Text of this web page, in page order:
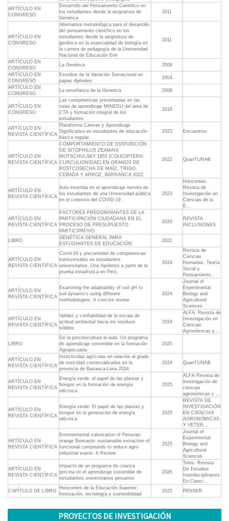
ARTÍCULO EN
CONGRESO
Desarrollo del Pensamiento Cientifico en
los estudiantes desde la asignatura de
Genètica
2011
ARTÍCULO EN
CONGRESO
Alternativa metodològica para el desarrollo
del pensamiento científico en los
estudiantes desde la asignatura de
genètica en la especialidad de biologìa en
la carrera de pedagogía de la Universidad
Nacional de Educación Enri
2011
ARTÍCULO EN
CONGRESO
La Genètica
2009
ARTÍCULO EN
CONGRESO
Estudios de la Variaciòn Somacronal en
papas diploides
2004
ARTÍCULO EN
CONGRESO
La enseñanza de la Genetica 2008
ARTÍCULO EN
CONGRESO
Las competencias presentadas en las
rutas de aprendizaje MINEDU del área de
CTA y formación integral de los
estudiantes
2018
ARTÍCULO EN
REVISTA CIENTÍFICA
Plataforma Canvas y Aprendizaje
Significativo en estudiantes de educación
básica regular.
2023 Encuentros
ARTÍCULO EN
REVISTA CIENTÍFICA
COMPORTAMIENTO DE OVIPOSICIÓN
DE SITOPHILUS ZEAMAIS
MOTSCHULSKY 1855 (COLEOPTERA:
CURCULIONIDAE) EN GRANOS DE
POSTCOSECHA DE MAÍZ, TRIGO,
CEBADA Y ARROZ, BARRANCA 2022
2022 QuanTUNAB
ARTÍCULO EN
REVISTA CIENTÍFICA
Aula invertida en el aprendizaje remoto de
los estudiantes de una Universidad pública
en el contexto del COVID-19
2023
Horizontes.
Revista de
Investigación en
Ciencias de la
E...
ARTÍCULO EN
REVISTA CIENTÍFICA
FACTORES PREDOMINANTES DE LA
PARTICIPACIÓN CIUDADANA EN EL
PROCESO DE PRESUPUESTO
PARTICIPATIVO
2020
REVISTA
INCLUSIONES
LIBRO
GENÉTICA GENERAL PARA
ESTUDIANTES DE EDUCACIÓN
2022
ARTÍCULO EN
REVISTA CIENTÍFICA
Covid-19 y precariedad de competencias
transversales en estudiantes
universitarios. Una hipótesis a partir de la
prueba estadística en Perú.
2024
Revista de
Ciencias
Humanas, Teoría
Social y
Pensamiento...
ARTÍCULO EN
REVISTA CIENTÍFICA
Examining the adaptability of soil pH to
soil dynamics using different
methodologies: A concise review
2024
Journal of
Experimental
Biology and
Agricultural
Sciences.
ARTÍCULO EN
REVISTA CIENTÍFICA
Validez y confiabilidad de la escala de
actitud ambiental hacia los residuos
sólidos
2024
ALFA. Revista de
Investigación en
Ciencias
Agronómicas y...
LIBRO
De la porcinocultura al aula. Un programa
de aprendizaje sostenible en la formación
Agropecuaria
2025
ARTÍCULO EN
REVISTA CIENTÍFICA
Insecticidas agrícolas en relación al grado
de toxicidad comercializados en la
provincia de Barranca-Lima 2024
2024 QuanTUNAB
ARTÍCULO EN
REVISTA CIENTÍFICA
Energía verde: el papel de las plantas y
hongos en la formación de energía
eléctrica
2025
ALFA Revista de
investigación de
ciencias
agronómicas y ...
ARTÍCULO EN
REVISTA CIENTÍFICA
Energía verde: El papel de las plantas y
hongos en la generación de energía
eléctrica
2025
REVISTA DE
INVESTIGACIÓN
EN CIENCIAS
AGRONÓMICAS
Y VETER...
ARTÍCULO EN
REVISTA CIENTÍFICA
Environmental valorization of Peruvian
orange Biowaste: sustainable extraction of
functional compounds to reduce agro-
industrial waste: A Review
2025
Journal of
Experimental
Biology and
Agricultural
Sciences
ARTÍCULO EN
REVISTA CIENTÍFICA
Impacto de un programa de crianza
porcina en el aprendizaje sostenible de
estudiantes universitarios peruanos
2026
Telos: Revista
De Estudios
Interdisciplinarios
En Cienci...
CAPÍTULO DE LIBRO
Horizontes de la Educación Superior:
Innovación, tecnología y sostenibilidad
2025 PENSER
PROYECTOS DE INVESTIGACIÓN